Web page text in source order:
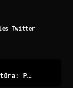
Twitter
LinkedIn mārketinga aģentūra: Panākumu atslēga uzņēmumiem